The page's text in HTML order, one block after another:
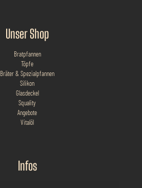
Unser Shop
Bratpfannen
Töpfe
Bräter & Spezialpfannen
Silikon
Glasdeckel
Squality
Angebote
Vitalöl
Infos